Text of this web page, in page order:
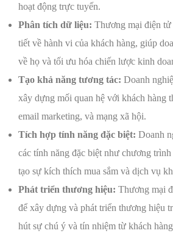
hoạt động trực tuyến.
Phân tích dữ liệu: Thương mại điện
tiết về hành vi của khách hàng, giúp
về họ và tối ưu hóa chiến lược kinh
Tạo khả năng tương tác: Doanh
xây dựng mối quan hệ với khách hàng
email marketing, và mạng xã hội.
Tích hợp tính năng đặc biệt: Doanh
các tính năng đặc biệt như chương
tạo sự kích thích mua sắm và dịch vụ
Phát triển thương hiệu: Thương mại
để xây dựng và phát triển thương hiệu
hút sự chú ý và tín nhiệm từ khách